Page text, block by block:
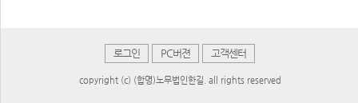
로그인 PC버젼 고객센터
copyright (c) (합명)노무법인한길. all rights reserved